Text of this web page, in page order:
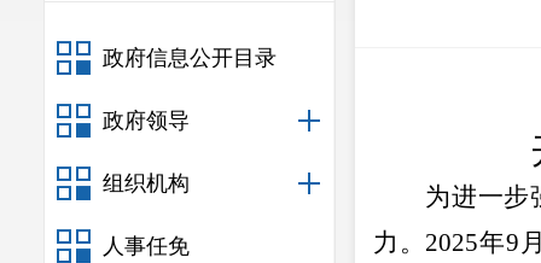
政府信息公开目录
政府领导
组织机构
人事任免
为进一步
力。 2025年9